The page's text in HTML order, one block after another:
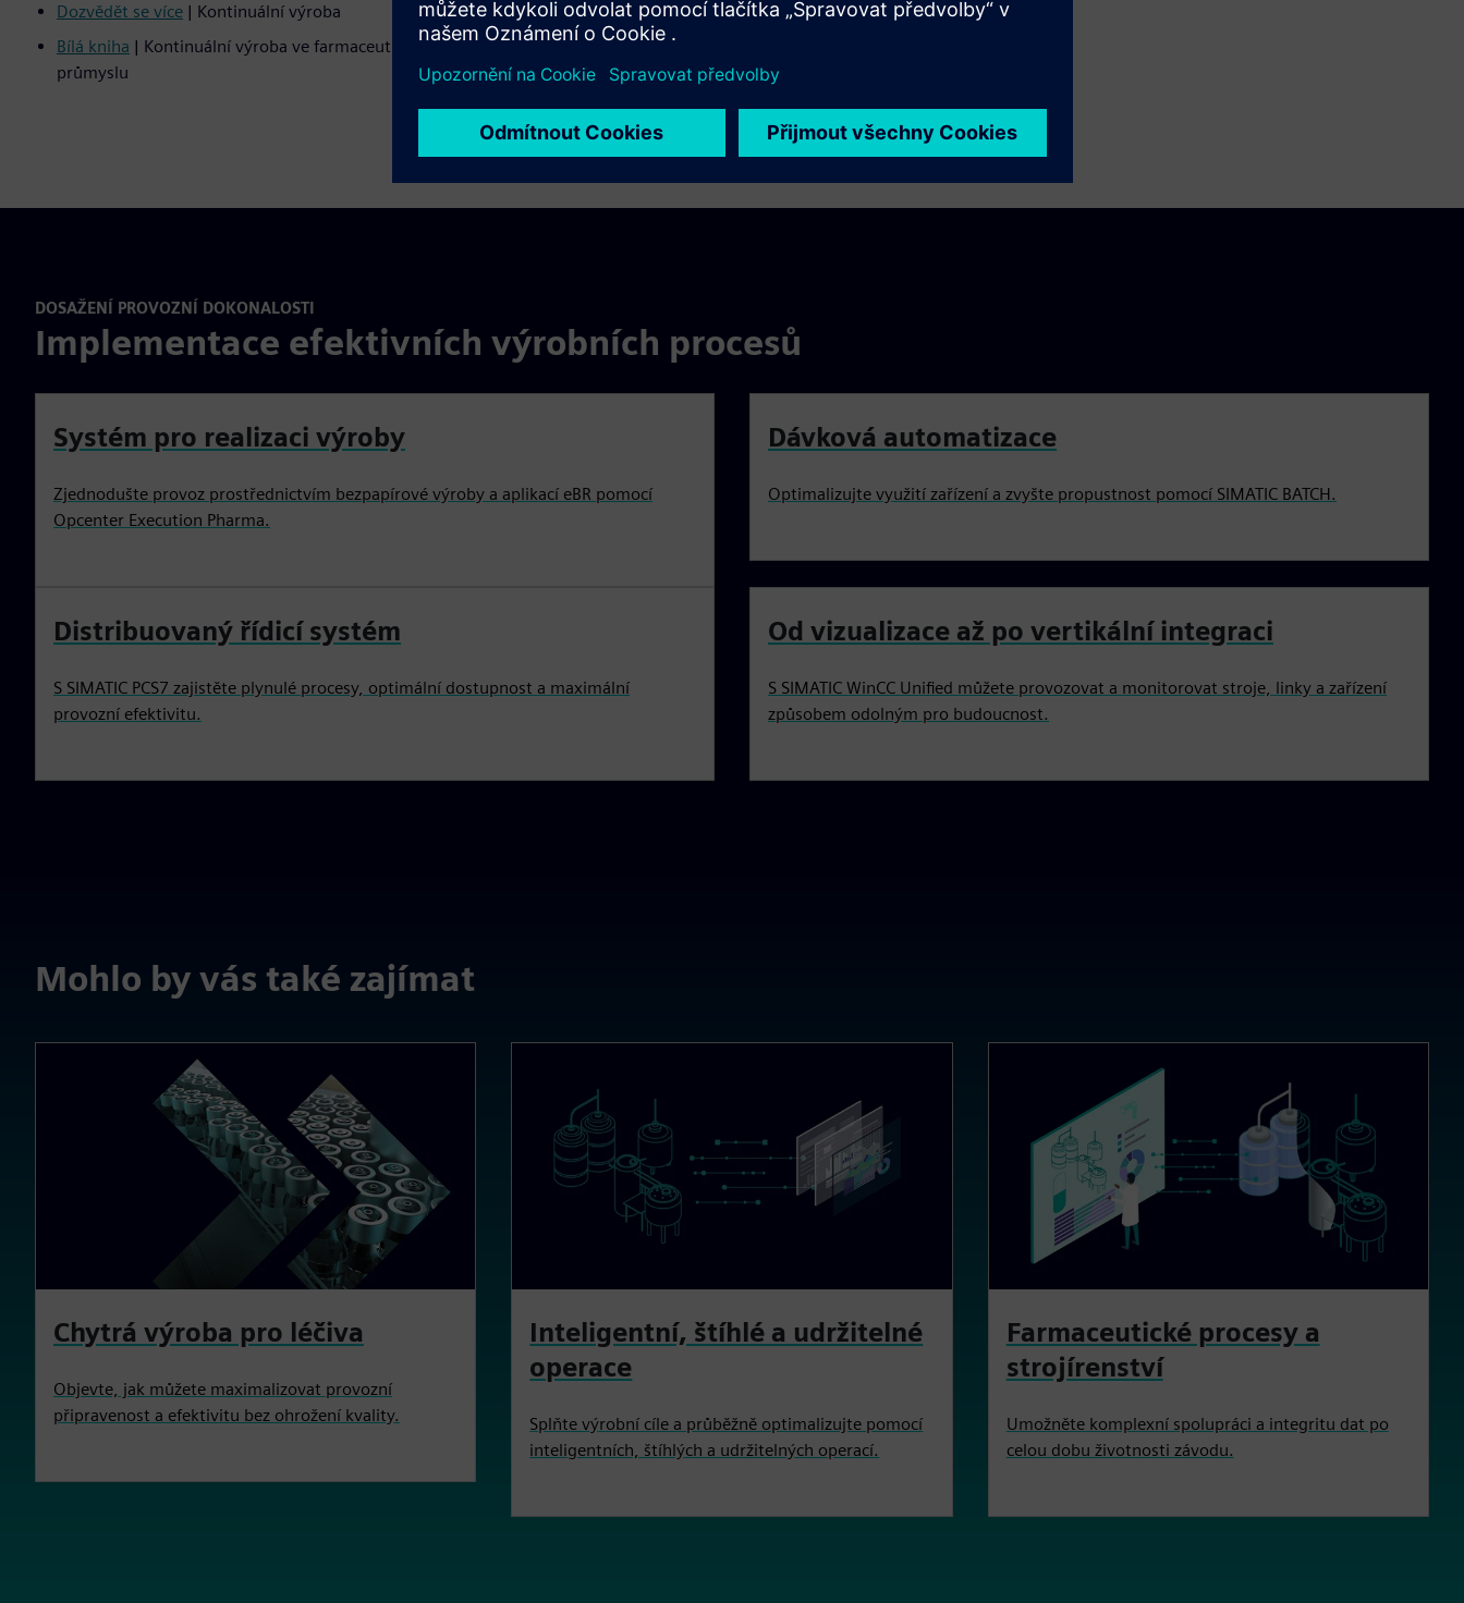
Dozvědět se více | Kontinuální výroba
Bílá kniha | Kontinuální výroba ve farmaceutickém
průmyslu
DOSAŽENÍ PROVOZNÍ DOKONALOSTI
Implementace efektivních výrobních procesů
Systém pro realizaci výroby
Zjednodušte provoz prostřednictvím bezpapírové výroby a aplikací eBR pomocí
Opcenter Execution Pharma.
Dávková automatizace
Optimalizujte využití zařízení a zvyšte propustnost pomocí SIMATIC BATCH.
Distribuovaný řídicí systém
S SIMATIC PCS7 zajistěte plynulé procesy, optimální dostupnost a maximální
provozní efektivitu.
Od vizualizace až po vertikální integraci
S SIMATIC WinCC Unified můžete provozovat a monitorovat stroje, linky a zařízení
způsobem odolným pro budoucnost.
Mohlo by vás také zajímat
Chytrá výroba pro léčiva
Objevte, jak můžete maximalizovat provozní
připravenost a efektivitu bez ohrožení kvality.
Inteligentní, štíhlé a udržitelné
operace
Splňte výrobní cíle a průběžně optimalizujte pomocí
inteligentních, štíhlých a udržitelných operací.
Farmaceutické procesy a
strojírenství
Umožněte komplexní spolupráci a integritu dat po
celou dobu životnosti závodu.